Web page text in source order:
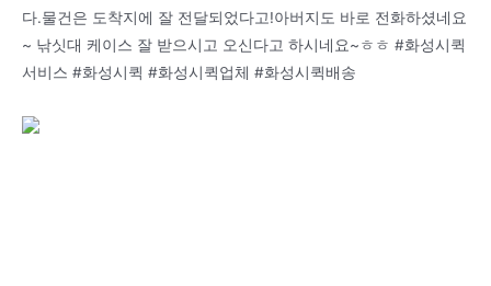
다.물건은 도착지에 잘 전달되었다고!아버지도 바로 전화하셨네요
~ 낚싯대 케이스 잘 받으시고 오신다고 하시네요~ㅎㅎ #화성시퀵
서비스 #화성시퀵 #화성시퀵업체 #화성시퀵배송